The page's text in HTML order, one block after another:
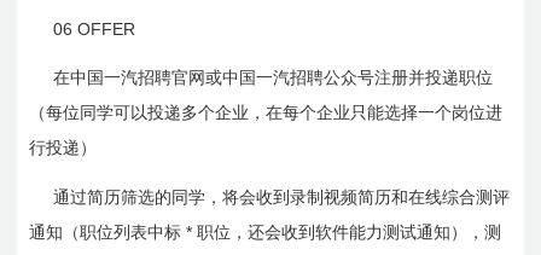
06 OFFER
在中国一汽招聘官网或中国一汽招聘公众号注册并投递职位
（每位同学可以投递多个企业，在每个企业只能选择一个岗位进
行投递）
通过简历筛选的同学，将会收到录制视频简历和在线综合测评
通知（职位列表中标 *职位，还会收到软件能力测试通知），测